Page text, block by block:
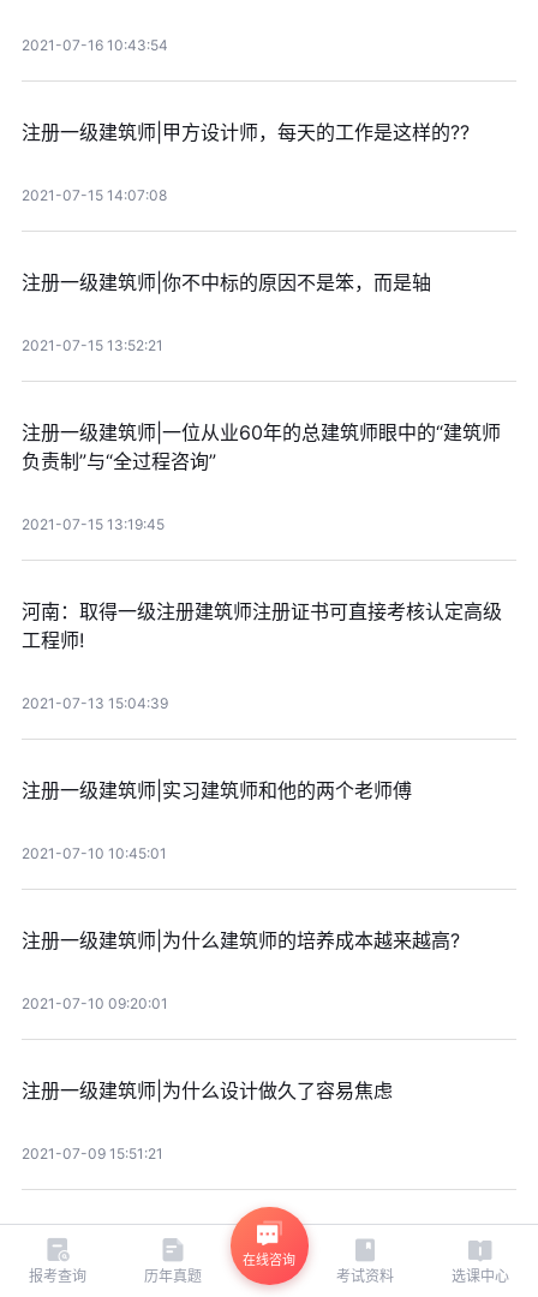
2021-07-16 10:43:54
注册一级建筑师|甲方设计师，每天的工作是这样的??
2021-07-15 14:07:08
注册一级建筑师|你不中标的原因不是笨，而是轴
2021-07-15 13:52:21
注册一级建筑师|一位从业60年的总建筑师眼中的“建筑师
负责制”与“全过程咨询”
2021-07-15 13:19:45
河南：取得一级注册建筑师注册证书可直接考核认定高级
工程师!
2021-07-13 15:04:39
注册一级建筑师|实习建筑师和他的两个老师傅
2021-07-10 10:45:01
注册一级建筑师|为什么建筑师的培养成本越来越高?
2021-07-10 09:20:01
注册一级建筑师|为什么设计做久了容易焦虑
2021-07-09 15:51:21
查看更多
报考查询 历年真题
在线咨询
考试资料 选课中心